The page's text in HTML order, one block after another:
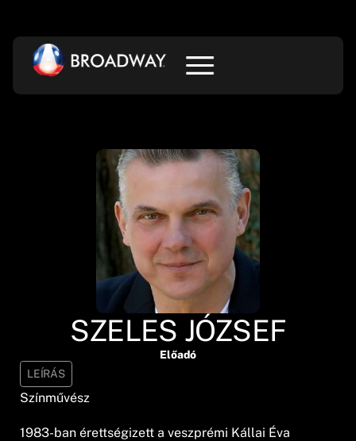
SZELES JÓZSEF
Előadó
LEÍRÁS
Színművész
1983-ban érettségizett a veszprémi Kállai Éva